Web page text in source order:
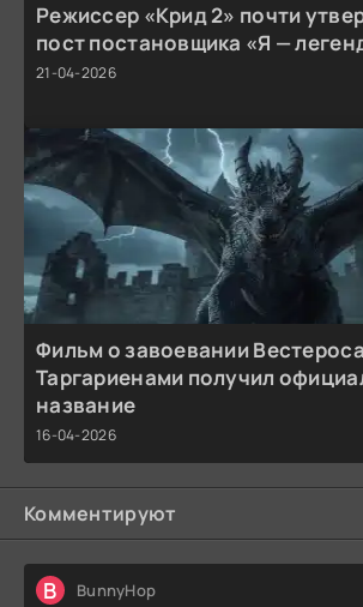
Режиссер «Крид 2» почти
пост постановщика «Я —
21-04-2026
Фильм о завоевании Вестероса
Таргариенами получил
название
16-04-2026
Комментируют
B BunnyHop